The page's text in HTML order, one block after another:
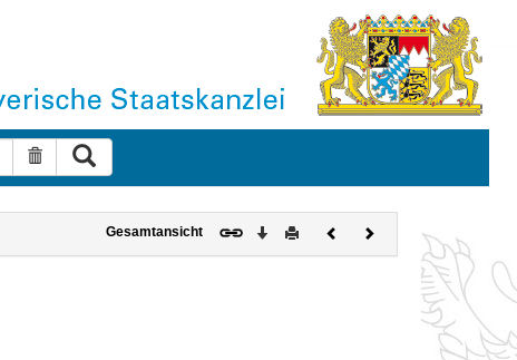
Suche zurücksetzen
Gesamtansicht Download
DruckenVorherigesNächstes
Dokument